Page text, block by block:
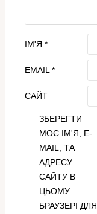
ІМ'Я *
EMAIL *
САЙТ
ЗБЕРЕГТИ
МОЄ ІМ'Я, E-
MAIL, ТА
АДРЕСУ
САЙТУ В
ЦЬОМУ
БРАУЗЕРІ ДЛЯ